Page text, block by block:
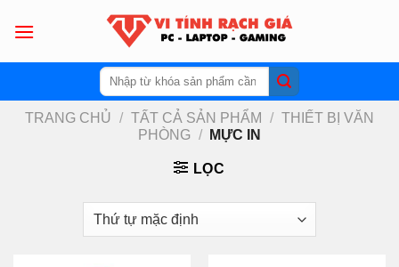
Tìm
kiếm:
TRANG CHỦ / TẤT CẢ SẢN PHẨM / THIẾT BỊ VĂN
PHÒNG / MỰC IN
LỌC